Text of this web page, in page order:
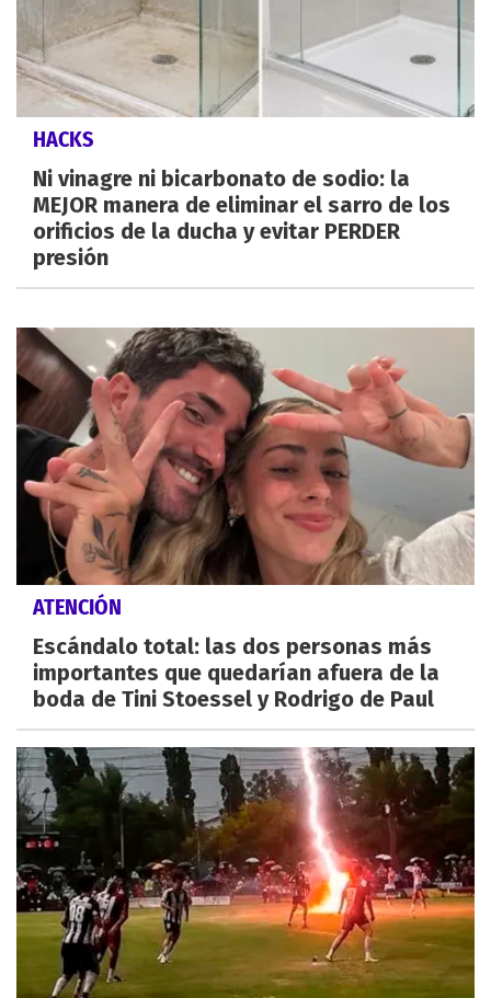
HACKS
Ni vinagre ni bicarbonato de sodio: la
MEJOR manera de eliminar el sarro de los
orificios de la ducha y evitar PERDER
presión
ATENCIÓN
Escándalo total: las dos personas más
importantes que quedarían afuera de la
boda de Tini Stoessel y Rodrigo de Paul